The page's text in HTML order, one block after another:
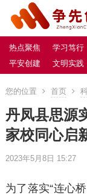
热点聚焦 学习笃行
平安创建
文明实践
您的位置 首页
丹凤县思源
家校同心启
2023年5月8日 15:27
为了落实“连心